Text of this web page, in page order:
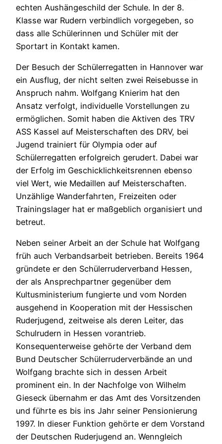
echten Aushängeschild der Schule. In der 8.
Klasse war Rudern verbindlich vorgegeben, so
dass alle Schülerinnen und Schüler mit der
Sportart in Kontakt kamen.
Der Besuch der Schülerregatten in Hannover war
ein Ausflug, der nicht selten zwei Reisebusse in
Anspruch nahm. Wolfgang Knierim hat den
Ansatz verfolgt, individuelle Vorstellungen zu
ermöglichen. Somit haben die Aktiven des TRV
ASS Kassel auf Meisterschaften des DRV, bei
Jugend trainiert für Olympia oder auf
Schülerregatten erfolgreich gerudert. Dabei war
der Erfolg im Geschicklichkeitsrennen ebenso
viel Wert, wie Medaillen auf Meisterschaften.
Unzählige Wanderfahrten, Freizeiten oder
Trainingslager hat er maßgeblich organisiert und
betreut.
Neben seiner Arbeit an der Schule hat Wolfgang
früh auch Verbandsarbeit betrieben. Bereits 1964
gründete er den Schülerruderverband Hessen,
der als Ansprechpartner gegenüber dem
Kultusministerium fungierte und vom Norden
ausgehend in Kooperation mit der Hessischen
Ruderjugend, zeitweise als deren Leiter, das
Schulrudern in Hessen vorantrieb.
Konsequenterweise gehörte der Verband dem
Bund Deutscher Schülerruderverbände an und
Wolfgang brachte sich in dessen Arbeit
prominent ein. In der Nachfolge von Wilhelm
Gieseck übernahm er das Amt des Vorsitzenden
und führte es bis ins Jahr seiner Pensionierung
1997. In dieser Funktion gehörte er dem Vorstand
der Deutschen Ruderjugend an. Wenngleich